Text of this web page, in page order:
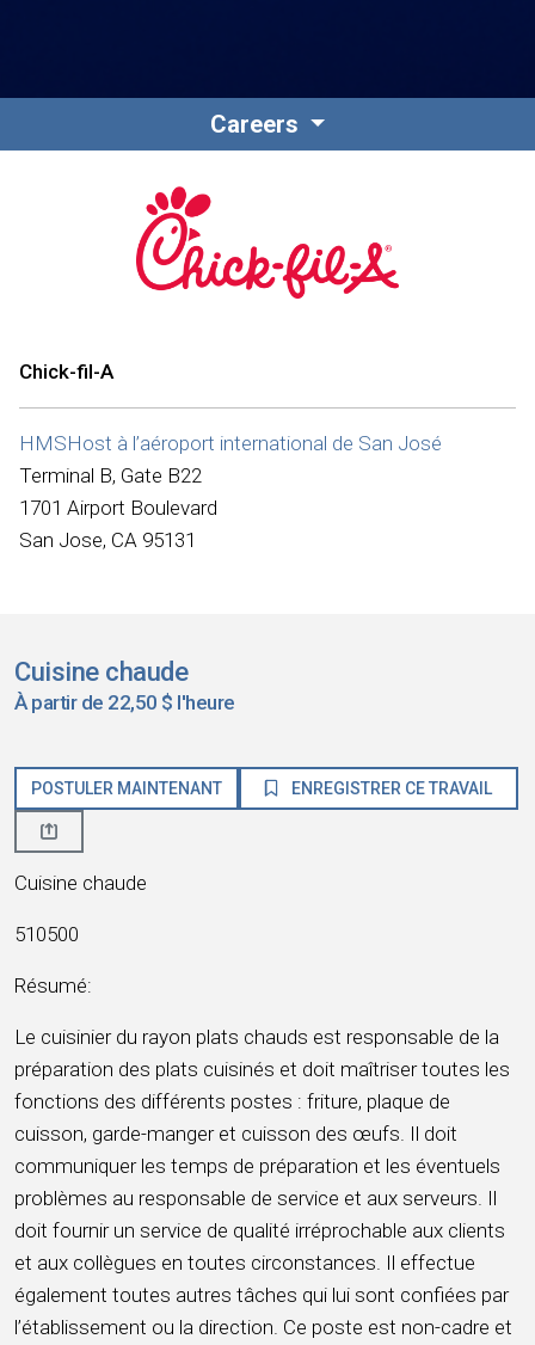
Careers
Chick-fil-A
HMSHost à l’aéroport international de San José
Terminal B, Gate B22
1701 Airport Boulevard
San Jose, CA 95131
Cuisine chaude
À partir de 22,50 $ l'heure
POSTULER MAINTENANT ENREGISTRER CE TRAVAIL
Cuisine chaude
510500
Résumé:
Le cuisinier du rayon plats chauds est responsable de la
préparation des plats cuisinés et doit maîtriser toutes les
fonctions des différents postes : friture, plaque de
cuisson, garde-manger et cuisson des œufs. Il doit
communiquer les temps de préparation et les éventuels
problèmes au responsable de service et aux serveurs. Il
doit fournir un service de qualité irréprochable aux clients
et aux collègues en toutes circonstances. Il effectue
également toutes autres tâches qui lui sont confiées par
l’établissement ou la direction. Ce poste est non-cadre et